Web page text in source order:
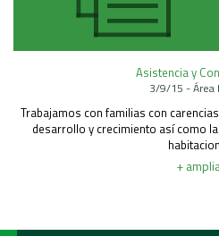
Asistencia y
3/9/15 - Área
Trabajamos con familias con
desarrollo y crecimiento así como
+